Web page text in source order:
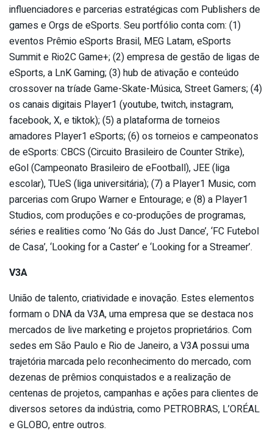
influenciadores e parcerias estratégicas com Publishers de
games e Orgs de eSports. Seu portfólio conta com: (1)
eventos Prêmio eSports Brasil, MEG Latam, eSports
Summit e Rio2C Game+; (2) empresa de gestão de ligas de
eSports, a LnK Gaming; (3) hub de ativação e conteúdo
crossover na tríade Game-Skate-Música, Street Gamers; (4)
os canais digitais Player1 (youtube, twitch, instagram,
facebook, X, e tiktok); (5) a plataforma de torneios
amadores Player1 eSports; (6) os torneios e campeonatos
de eSports: CBCS (Circuito Brasileiro de Counter Strike),
eGol (Campeonato Brasileiro de eFootball), JEE (liga
escolar), TUeS (liga universitária); (7) a Player1 Music, com
parcerias com Grupo Warner e Entourage; e (8) a Player1
Studios, com produções e co-produções de programas,
séries e realities como ‘No Gás do Just Dance’, ‘FC Futebol
de Casa’, ‘Looking for a Caster’ e ‘Looking for a Streamer’.
V3A
União de talento, criatividade e inovação. Estes elementos
formam o DNA da V3A, uma empresa que se destaca nos
mercados de live marketing e projetos proprietários. Com
sedes em São Paulo e Rio de Janeiro, a V3A possui uma
trajetória marcada pelo reconhecimento do mercado, com
dezenas de prêmios conquistados e a realização de
centenas de projetos, campanhas e ações para clientes de
diversos setores da indústria, como PETROBRAS, L’ORÉAL
e GLOBO, entre outros.